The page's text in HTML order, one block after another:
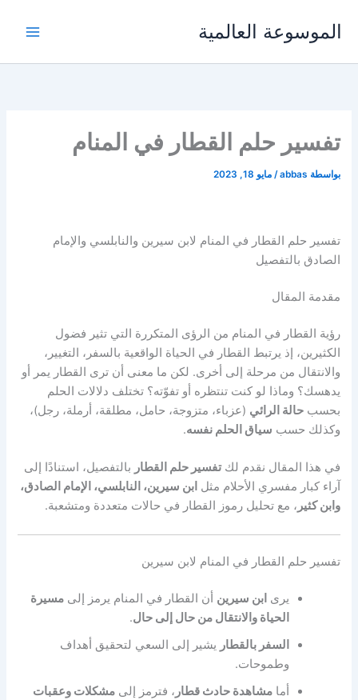
الموسوعة العالمية
تفسير حلم القطار في المنام
بواسطة abbas
/مايو 18, 2023
تفسير حلم القطار في المنام لابن سيرين والنابلسي والإمام
الصادق بالتفصيل
مقدمة المقال
رؤية القطار في المنام من الرؤى المتكررة التي تثير فضول
الكثيرين، إذ يرتبط القطار في الحياة الواقعية بالسفر، التغيير،
والانتقال من مرحلة إلى أخرى. لكن ما معنى أن ترى القطار يمر أو
يدهسك؟ وماذا لو كنت تنتظره أو تفوّته؟ تختلف دلالات الحلم
بحسبحالة الرائي (عزباء، متزوجة، حامل، مطلقة، أرملة، رجل)،
وكذلك حسب سياق الحلم نفسه.
في هذا المقال نقدم لكتفسير حلم القطار بالتفصيل، استنادًا إلى
آراء كبار مفسري الأحلام مثل ابن سيرين، النابلسي، الإمام الصادق،
وابن كثير ، مع تحليل رموز القطار في حالات متعددة ومتشعبة.
تفسير حلم القطار في المنام لابن سيرين
يرى ابن سيرين أن القطار في المنام يرمز إلىمسيرة
الحياة والانتقال من حال إلى حال.
السفر بالقطار يشير إلى السعي لتحقيق أهداف
وطموحات.
أمامشاهدة حادث قطار ، فترمز إلىمشكلات وعقبات